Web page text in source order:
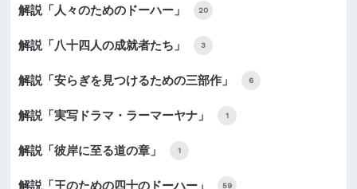
解説「人々のためのドーハー」 20
解説「八十四人の成就者たち」 3
解説「安らぎを見つけるための三部作」 6
解説「実写ドラマ・ラーマーヤナ」 1
解説「彼岸に至る道の章」 1
解説「王のための四十のドーハー」 59